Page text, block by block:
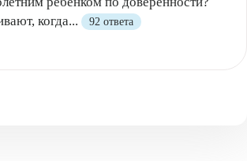
когда...
92 ответа